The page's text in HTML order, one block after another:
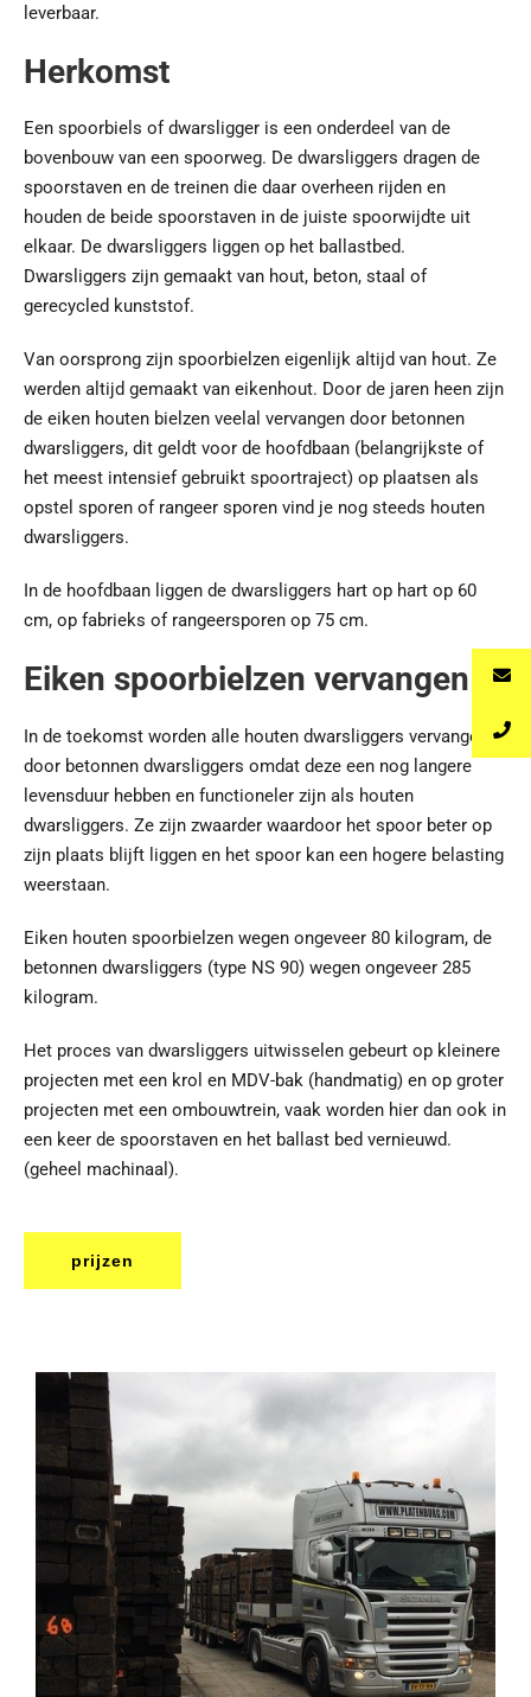
leverbaar.
Herkomst
Een spoorbiels of dwarsligger is een onderdeel van de
bovenbouw van een spoorweg. De dwarsliggers dragen de
spoorstaven en de treinen die daar overheen rijden en
houden de beide spoorstaven in de juiste spoorwijdte uit
elkaar. De dwarsliggers liggen op het ballastbed.
Dwarsliggers zijn gemaakt van hout, beton, staal of
gerecycled kunststof.
Van oorsprong zijn spoorbielzen eigenlijk altijd van hout. Ze
werden altijd gemaakt van eikenhout. Door de jaren heen zijn
de eiken houten bielzen veelal vervangen door betonnen
dwarsliggers, dit geldt voor de hoofdbaan (belangrijkste of
het meest intensief gebruikt spoortraject) op plaatsen als
opstel sporen of rangeer sporen vind je nog steeds houten
dwarsliggers.
In de hoofdbaan liggen de dwarsliggers hart op hart op 60
cm, op fabrieks of rangeersporen op 75 cm.
Eiken spoorbielzen vervangen
In de toekomst worden alle houten dwarsliggers vervangen
door betonnen dwarsliggers omdat deze een nog langere
levensduur hebben en functioneler zijn als houten
dwarsliggers. Ze zijn zwaarder waardoor het spoor beter op
zijn plaats blijft liggen en het spoor kan een hogere belasting
weerstaan.
Eiken houten spoorbielzen wegen ongeveer 80 kilogram, de
betonnen dwarsliggers (type NS 90) wegen ongeveer 285
kilogram.
Het proces van dwarsliggers uitwisselen gebeurt op kleinere
projecten met een krol en MDV-bak (handmatig) en op groter
projecten met een ombouwtrein, vaak worden hier dan ook in
een keer de spoorstaven en het ballast bed vernieuwd.
(geheel machinaal).
prijzen